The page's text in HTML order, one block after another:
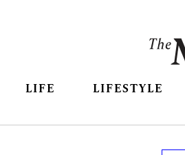
LIFE LIFESTYLE